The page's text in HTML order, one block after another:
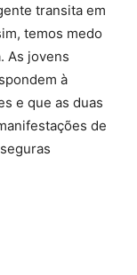
transita em
temos medo
As jovens
à
e que as duas
de